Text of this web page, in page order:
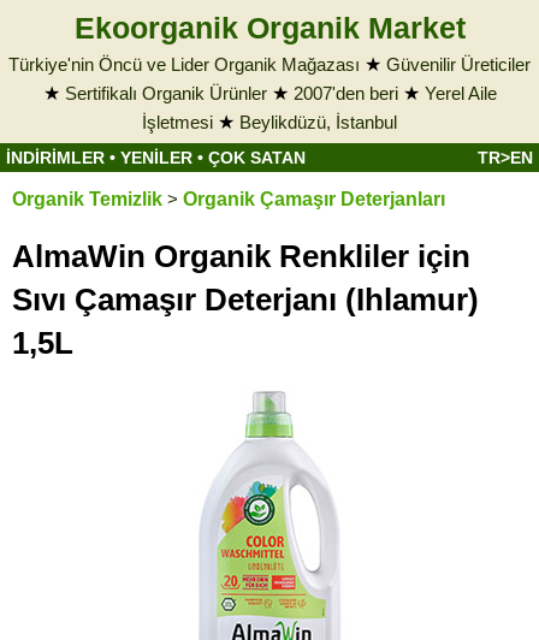
Ekoorganik Organik Market
Türkiye'nin Öncü ve Lider Organik Mağazası ★ Güvenilir Üreticiler
★ Sertifikalı Organik Ürünler★ 2007'den beri★ Yerel Aile
İşletmesi ★ Beylikdüzü, İstanbul
İNDİRİMLER • YENİLER • ÇOK SATAN TR>EN
Organik Temizlik > Organik Çamaşır Deterjanları
AlmaWin Organik Renkliler için
Sıvı Çamaşır Deterjanı (Ihlamur)
1,5L